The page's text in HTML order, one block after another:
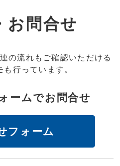
お問合せ
の流れもご確認いただける
行っています。
ームでお問合せ
フォーム